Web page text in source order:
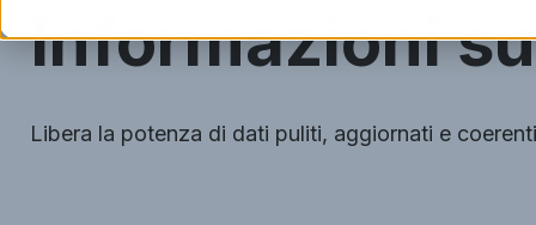
Informazioni
Libera la potenza di dati puliti, aggiornati e